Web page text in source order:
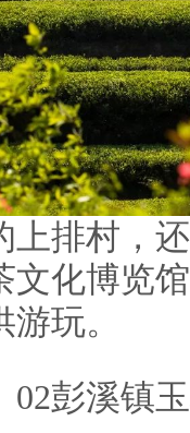
排村，还
文化博览
玩。
彭溪镇